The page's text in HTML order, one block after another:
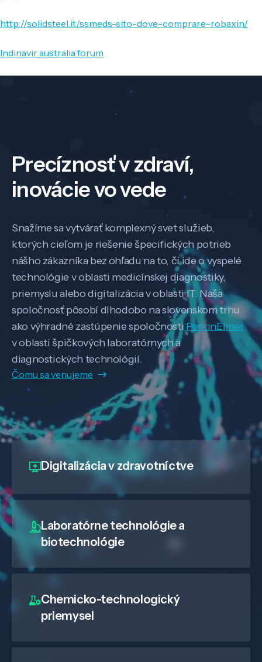
http://solidsteel.it/ssmeds-sito-dove-comprare-robaxin/
Indinavir australia forum
Precíznosť v zdraví,
inovácie vo vede
Snažíme sa vytvárať komplexný svet služieb,
ktorých cieľom je riešenie špecifických potrieb
nášho zákazníka bez ohľadu na to, či ide o vyspelé
technológie v oblasti medicínskej diagnostiky,
priemyslu alebo digitalizácia v oblasti IT. Naša
spoločnosť pôsobí dlhodobo na slovenskom trhu
ako výhradné zastúpenie spoločnostiPerkinElmer
v oblasti špičkových laboratórnych a
diagnostických technológií.
Čomu sa venujeme
Digitalizáciav zdravotníctve
Laboratórne technológie a
biotechnológie
Chemicko-technologický
priemysel